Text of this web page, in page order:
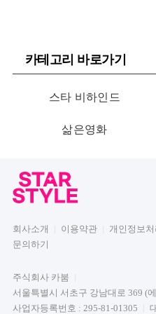
카테고리 바로가기
스타 비하인드
삶은영화
회사소개 이용약관 개인정보
문의하기
주식회사 카붐
서울특별시 서초구 강남대로 369 (
사업자등록번호 : 295-81-01305